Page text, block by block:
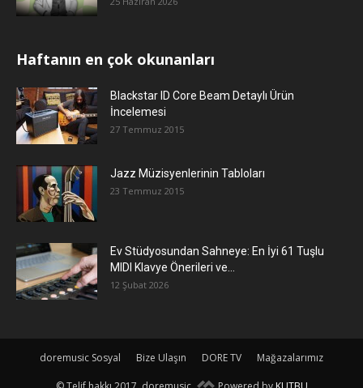
Haftanın en çok okunanları
Blackstar ID Core Beam Detaylı Ürün
İncelemesi
27 Temmuz 2015
Jazz Müzisyenlerinin Tabloları
23 Temmuz 2015
Ev Stüdyosundan Sahneye: En İyi 61 Tuşlu
MIDI Klavye Önerileri ve...
12 Şubat 2026
doremusic Sosyal Bize Ulaşın DORE TV Mağazalarımız